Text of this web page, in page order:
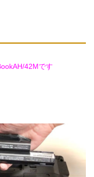
42Mです